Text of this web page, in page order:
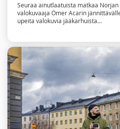
Seuraa ainutlaatuista matkaa
valokuvaaja Ömer Acarin
upeita valokuvia jääkarhuista...